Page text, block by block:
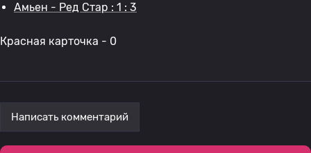
Амьен - Ред Стар : 1 : 3
Красная карточка - 0
Написать комментарий